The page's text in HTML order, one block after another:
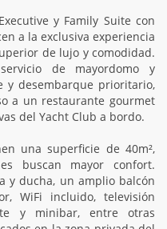
y Family Suite con
a la exclusiva experiencia
de lujo y comodidad.
de mayordomo y
y desembarque prioritario,
a un restaurante gourmet
del Yacht Club a bordo.
una superficie de 40m²,
buscan mayor confort.
y ducha, un amplio balcón
WiFi incluido, televisión
y minibar, entre otras